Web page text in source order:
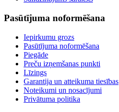
Pasūtījuma noformēšana
Iepirkumu grozs
Pasūtījuma noformēšana
Piegāde
Preču izņemšanas punkti
Līzings
Garantija un atteikuma tiesības
Noteikumi un nosacījumi
Privātuma politika